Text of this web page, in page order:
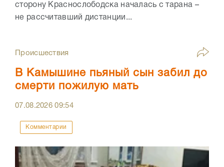
сторону Краснослободска началась с тарана –
не рассчитавший дистанции...
Происшествия
В Камышине пьяный сын забил до
смерти пожилую мать
07.08.202609:54
Комментарии